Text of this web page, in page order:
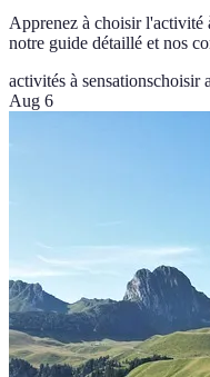
Apprenez à choisir l'activité
notre guide détaillé et nos
activités à sensationschoisir
Aug 6